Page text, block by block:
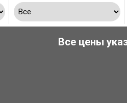
Все цены